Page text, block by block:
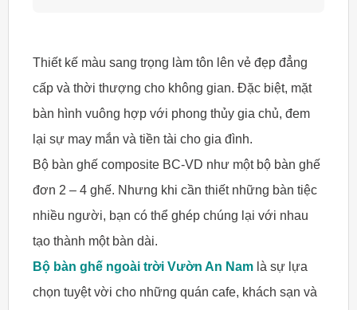
Thiết kế màu sang trọng làm tôn lên vẻ đẹp đẳng
cấp và thời thượng cho không gian. Đặc biệt, mặt
bàn hình vuông hợp với phong thủy gia chủ, đem
lại sự may mắn và tiền tài cho gia đình.
Bộ bàn ghế composite BC-VD như một bộ bàn ghế
đơn 2 – 4 ghế. Nhưng khi cần thiết những bàn tiệc
nhiều người, bạn có thể ghép chúng lại với nhau
tạo thành một bàn dài.
Bộ bàn ghế ngoài trời Vườn An Namlà sự lựa
chọn tuyệt vời cho những quán cafe, khách sạn và